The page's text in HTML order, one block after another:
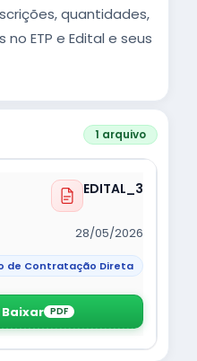
quantidades,
ETP e Edital e seus
1 arquivo
EDITAL_3
28/05/2026
de Contratação Direta
Baixar PDF